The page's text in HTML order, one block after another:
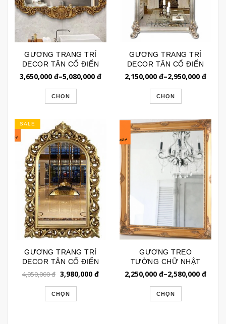
GƯƠNG TRANG TRÍ
DECOR TÂN CỔ ĐIỂN
DẠNG TREO NGANG
3,650,000 đ–5,080,000 đ
CHỌN
GƯƠNG TRANG TRÍ
DECOR TÂN CỔ ĐIỂN
GTR123
2,150,000 đ–2,950,000 đ
CHỌN
SALE
GƯƠNG TRANG TRÍ
DECOR TÂN CỔ ĐIỂN
VÒM CUNG GTR119
4,050,000đ 3,980,000 đ
CHỌN
GƯƠNG TREO
TƯỜNG CHỮ NHẬT
VIỀN GỖ TÂN CỔ ĐIỂN
2,250,000 đ–2,580,000 đ
CHỌN